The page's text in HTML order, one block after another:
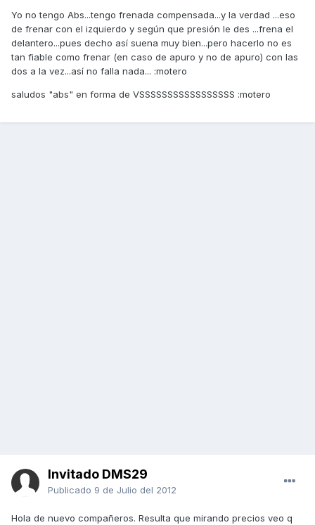
Yo no tengo Abs...tengo frenada compensada...y la verdad ...eso
de frenar con el izquierdo y según que presión le des ...frena el
delantero...pues decho así suena muy bien...pero hacerlo no es
tan fiable como frenar (en caso de apuro y no de apuro) con las
dos a la vez...así no falla nada... :motero
saludos "abs" en forma de VSSSSSSSSSSSSSSSSS :motero
Invitado DMS29
Publicado 9 de Julio del 2012
Hola de nuevo compañeros. Resulta que mirando precios veo q